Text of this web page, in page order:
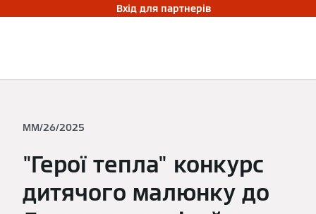
Вхід для партнерів
ММ/26/2025
"Герої тепла" конкурс
дитячого малюнку до